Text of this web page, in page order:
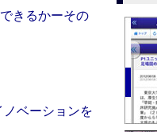
きるかーその
ベーションを